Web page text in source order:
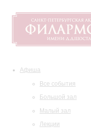
Афиша
Все события
Большой зал
Малый зал
Лекции